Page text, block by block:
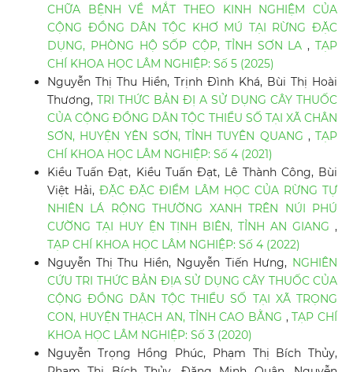
CHỮA BỆNH VỀ MẮT THEO KINH NGHIỆM CỦA
CỘNG ĐỒNG DÂN TỘC KHƠ MÚ TẠI RỪNG ĐẶC
DỤNG, PHÒNG HỘ SỐP CỘP, TỈNH SƠN LA,TẠP
CHÍ KHOA HỌC LÂM NGHIỆP: Số 5 (2025)
Nguyễn Thị Thu Hiền, Trịnh Đình Khá, Bùi Thị Hoài
Thương, TRI THỨC BẢN ĐỊ A SỬ DỤNG CÂY THUỐC
CỦA CỘNG ĐỒNG DÂN TỘC THIỂU SỐ TẠI XÃ CHÂN
SƠN, HUYỆN YÊN SƠN, TỈNH TUYÊN QUANG ,TẠP
CHÍ KHOA HỌC LÂM NGHIỆP: Số 4 (2021)
Kiều Tuấn Đạt, Kiều Tuấn Đạt, Lê Thành Công, Bùi
Việt Hải,ĐẶC ĐẶC ĐIỂM LÂM HỌC CỦA RỪNG TỰ
NHIÊN LÁ RỘNG THƯỜNG XANH TRÊN NÚI PHÚ
CƯỜNG TẠI HUY ỆN TỊNH BIÊN, TỈNH AN GIANG,
TẠP CHÍ KHOA HỌC LÂM NGHIỆP: Số 4 (2022)
Nguyễn Thị Thu Hiền, Nguyễn Tiến Hưng, NGHIÊN
CỨU TRI THỨC BẢN ĐỊA SỬ DỤNG CÂY THUỐC CỦA
CỘNG ĐỒNG DÂN TỘC THIỂU SỐ TẠI XÃ TRỌNG
CON, HUYỆN THẠCH AN, TỈNH CAO BẰNG ,TẠP CHÍ
KHOA HỌC LÂM NGHIỆP: Số 3 (2020)
Nguyễn Trọng Hồng Phúc, Phạm Thị Bích Thủy,